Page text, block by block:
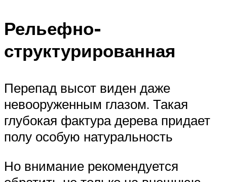
Рельефно-
структурированная
Перепад высот виден даже
невооруженным глазом. Такая
глубокая фактура дерева придает
полу особую натуральность
Но внимание рекомендуется